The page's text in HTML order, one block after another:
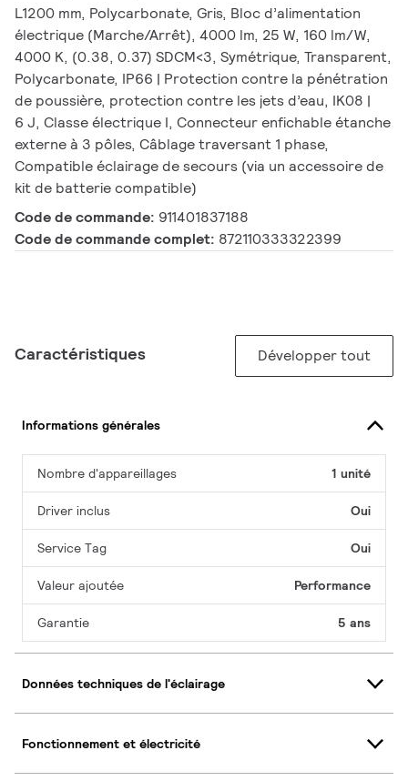
L1200 mm, Polycarbonate, Gris, Bloc d’alimentation
électrique (Marche/Arrêt), 4000 lm, 25 W, 160 lm/W,
4000 K, (0.38, 0.37) SDCM<3, Symétrique, Transparent,
Polycarbonate, IP66 | Protection contre la pénétration
de poussière, protection contre les jets d’eau, IK08 |
6 J, Classe électrique I, Connecteur enfichable étanche
externe à 3 pôles, Câblage traversant 1 phase,
Compatible éclairage de secours (via un accessoire de
kit de batterie compatible)
Code de commande: 911401837188
Code de commande complet: 872110333322399
Caractéristiques Développer tout
Informations générales
Nombre d'appareillages 1 unité
Driver inclus Oui
Service Tag Oui
Valeur ajoutée Performance
Garantie 5 ans
Données techniques de l'éclairage
Fonctionnement et électricité